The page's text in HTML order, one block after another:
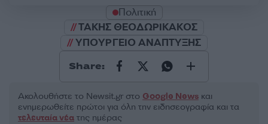
Πολιτική
ΤΑΚΗΣ ΘΕΟΔΩΡΙΚΑΚΟΣ
ΥΠΟΥΡΓΕΙΟ ΑΝΑΠΤΥΞΗΣ
Share:
Ακολουθήστε το Νewsit.gr στο Google News και
ενημερωθείτε πρώτοι για όλη την ειδησεογραφία και τα
τελευταία νέα της ημέρας